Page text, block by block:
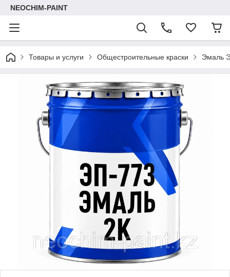
NEOCHIM-PAINT
Товары и услуги Общестроительные краски Эмаль